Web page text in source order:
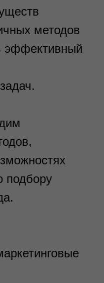
методов
эффективный
подбору